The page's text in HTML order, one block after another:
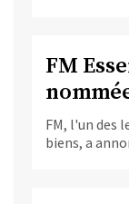
FM
FM, l'un des
biens, a